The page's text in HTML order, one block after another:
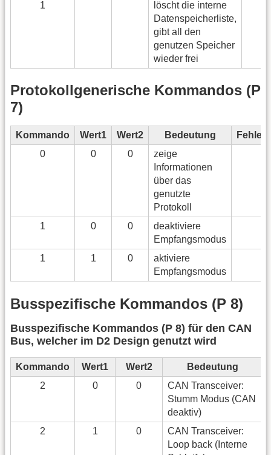
1
löscht die interne
Datenspeicherliste,
gibt all den
genutzen Speicher
wieder frei
Protokollgenerische Kommandos (P
7)
Kommando Wert1 Wert2 Bedeutung
0
0 0
zeige
Informationen
über das
genutzte
Protokoll
1
0 0
deaktiviere
Empfangsmodus
1
1 0
aktiviere
Empfangsmodus
Busspezifische Kommandos (P 8)
Busspezifische Kommandos (P 8) für den CAN
Bus, welcher im D2 Design genutzt wird
Kommando Wert1 Wert2 Bedeutung
2
0 0
CAN Transceiver:
Stumm Modus (CAN
deaktiv)
2
1 0
CAN Transceiver:
Loop back (Interne